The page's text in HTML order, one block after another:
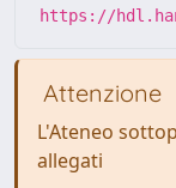
https://
Attenzione
L'Ateneo
allegati